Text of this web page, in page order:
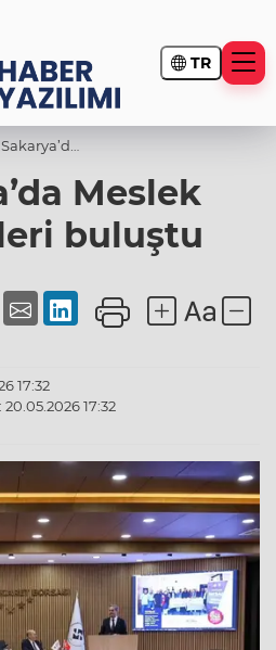
TR
Sakarya’da
Komiteleri
buluştu
Meslek
buluştu
17:32
17:32